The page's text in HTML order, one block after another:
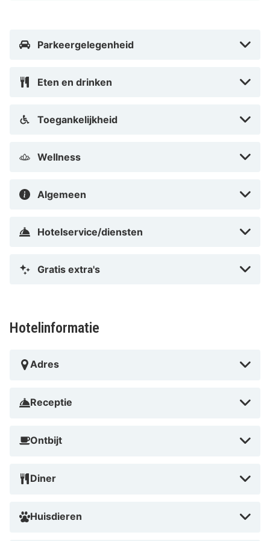
Parkeergelegenheid
Eten en drinken
Toegankelijkheid
Wellness
Algemeen
Hotelservice/diensten
Gratis extra's
Hotelinformatie
Adres
Receptie
Ontbijt
Diner
Huisdieren